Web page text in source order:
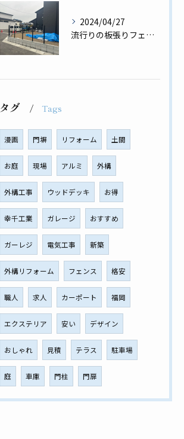
2024/04/27
流行りの板張りフェンス工事完了✨
タグ Tags
漫画 門塀 リフォーム 土間
お庭 現場 アルミ 外構
外構工事 ウッドデッキ お得
幸千工業 ガレージ おすすめ
ガーレジ 電気工事 新築
外構リフォーム フェンス 格安
職人 求人 カーポート 福岡
エクステリア 安い デザイン
おしゃれ 見積 テラス 駐車場
庭 車庫 門柱 門扉